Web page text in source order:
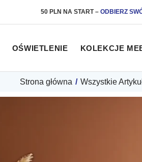
50 PLN NA START– ODBIERZ
OŚWIETLENIE KOLEKCJE
Strona główna / Wszystkie